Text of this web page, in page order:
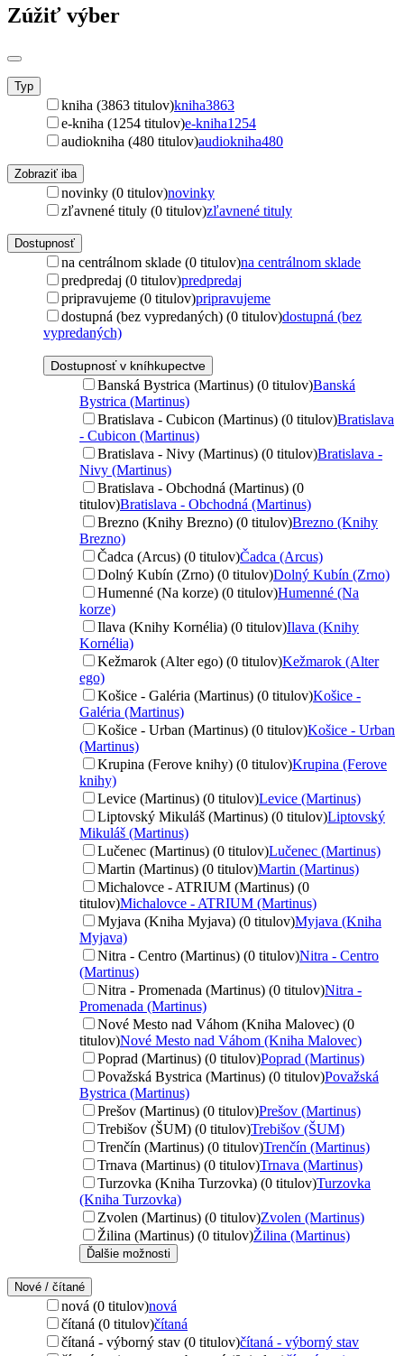
Zúžiť výber
Typ
kniha (3863 titulov)kniha3863
e-kniha (1254 titulov)e-kniha1254
audiokniha (480 titulov)audiokniha480
Zobraziť iba
novinky (0 titulov)novinky
zľavnené tituly (0 titulov)zľavnené tituly
Dostupnosť
na centrálnom sklade (0 titulov)na centrálnom sklade
predpredaj (0 titulov)predpredaj
pripravujeme (0 titulov)pripravujeme
dostupná (bez vypredaných) (0 titulov)dostupná (bez
vypredaných)
Dostupnosť v kníhkupectve
Banská Bystrica (Martinus) (0 titulov)Banská
Bystrica (Martinus)
Bratislava - Cubicon (Martinus) (0 titulov)Bratislava
- Cubicon (Martinus)
Bratislava - Nivy (Martinus) (0 titulov)Bratislava -
Nivy (Martinus)
Bratislava - Obchodná (Martinus) (0
titulov)Bratislava - Obchodná (Martinus)
Brezno (Knihy Brezno) (0 titulov)Brezno (Knihy
Brezno)
Čadca (Arcus) (0 titulov)Čadca (Arcus)
Dolný Kubín (Zrno) (0 titulov)Dolný Kubín (Zrno)
Humenné (Na korze) (0 titulov)Humenné (Na
korze)
Ilava (Knihy Kornélia) (0 titulov)Ilava (Knihy
Kornélia)
Kežmarok (Alter ego) (0 titulov)Kežmarok (Alter
ego)
Košice - Galéria (Martinus) (0 titulov)Košice -
Galéria (Martinus)
Košice - Urban (Martinus) (0 titulov)Košice - Urban
(Martinus)
Krupina (Ferove knihy) (0 titulov)Krupina (Ferove
knihy)
Levice (Martinus) (0 titulov)Levice (Martinus)
Liptovský Mikuláš (Martinus) (0 titulov)Liptovský
Mikuláš (Martinus)
Lučenec (Martinus) (0 titulov)Lučenec (Martinus)
Martin (Martinus) (0 titulov)Martin (Martinus)
Michalovce - ATRIUM (Martinus) (0
titulov)Michalovce - ATRIUM (Martinus)
Myjava (Kniha Myjava) (0 titulov)Myjava (Kniha
Myjava)
Nitra - Centro (Martinus) (0 titulov)Nitra - Centro
(Martinus)
Nitra - Promenada (Martinus) (0 titulov)Nitra -
Promenada (Martinus)
Nové Mesto nad Váhom (Kniha Malovec) (0
titulov)Nové Mesto nad Váhom (Kniha Malovec)
Poprad (Martinus) (0 titulov)Poprad (Martinus)
Považská Bystrica (Martinus) (0 titulov)Považská
Bystrica (Martinus)
Prešov (Martinus) (0 titulov)Prešov (Martinus)
Trebišov (ŠUM) (0 titulov)Trebišov (ŠUM)
Trenčín (Martinus) (0 titulov)Trenčín (Martinus)
Trnava (Martinus) (0 titulov)Trnava (Martinus)
Turzovka (Kniha Turzovka) (0 titulov)Turzovka
(Kniha Turzovka)
Zvolen (Martinus) (0 titulov)Zvolen (Martinus)
Žilina (Martinus) (0 titulov)Žilina (Martinus)
Ďalšie možnosti
Nové / čítané
nová (0 titulov)nová
čítaná (0 titulov)čítaná
čítaná - výborný stav (0 titulov)čítaná - výborný stav